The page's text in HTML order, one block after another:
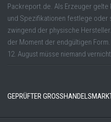
Packreport.de. Als Erzeuger
und Spezifikationen festlege oder
zwingend der physische
der Moment der endgültigen
12. August müsse niemand
GEPRÜFTER